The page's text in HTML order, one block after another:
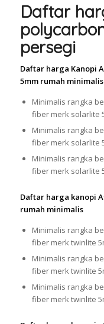
Daftar
persegi
Daftar harga Kanopi
5mm rumah minimalis
Minimalis rangka
fiber merk solarlite
Minimalis rangka
fiber merk solarlite
Minimalis rangka
fiber merk solarlite
Daftar harga kanopi
rumah minimalis
Minimalis rangka
fiber merk twinlite
Minimalis rangka
fiber merk twinlite
Minimalis rangka
fiber merk twinlite